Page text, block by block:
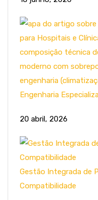
Engenharia
20 abril, 2026
Gestão Integrada de
Compatibilidade